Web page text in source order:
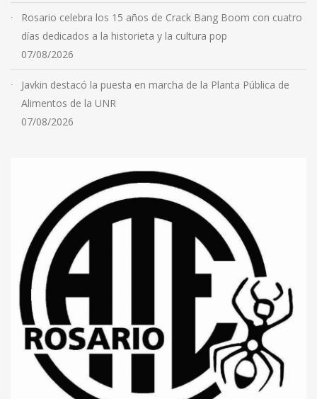
Rosario celebra los 15 años de Crack Bang Boom con cuatro
días dedicados a la historieta y la cultura pop
07/08/2026
Javkin destacó la puesta en marcha de la Planta Pública de
Alimentos de la UNR
07/08/2026